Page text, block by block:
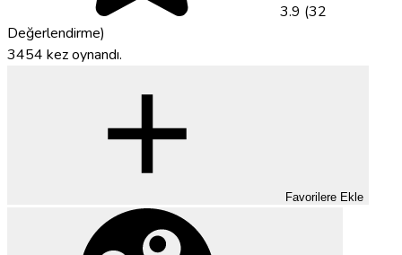
3.9 (32
Değerlendirme)
3454 kez oynandı.
Favorilere Ekle